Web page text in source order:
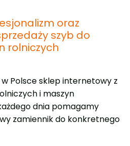
oraz
szyb do
rolniczych
Polsce sklep internetowy z
i maszyn
dnia pomagamy
zamiennik do konkretnego